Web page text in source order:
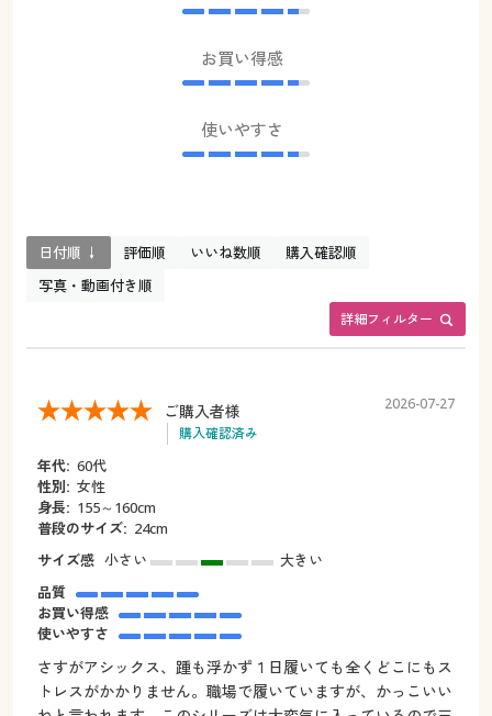
お買い得感
使いやすさ
詳細フィルター
日付順 ↓ 評価順 いいね数順
購入確認順
写真・動画付き順
ご購入者様
購入確認済み
2026-07-27
年代: 60代
性別: 女性
身長: 155～160cm
普段のサイズ: 24cm
サイズ感 小さい
大きい
品質
お買い得感
使いやすさ
さすがアシックス、踵も浮かず１日履いても全くどこにもス
トレスがかかりません。職場で履いていますが、かっこいい